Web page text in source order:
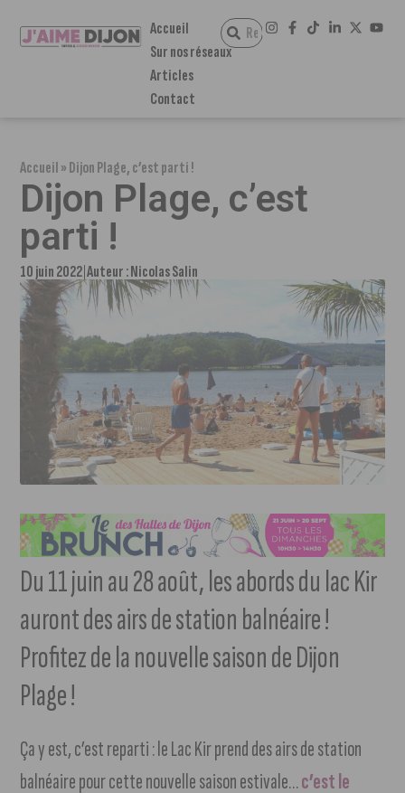
Accueil
Sur nos réseaux
Articles
Contact
Accueil»Dijon Plage, c’est parti !
Dijon Plage, c’est
parti !
10 juin 2022 Auteur :Nicolas Salin
Du 11 juin au 28 août, les abords du lac Kir
auront des airs de station balnéaire !
Profitez de la nouvelle saison de Dijon
Plage !
Ça y est, c’est reparti : le Lac Kir prend des airs de station
balnéaire pour cette nouvelle saison estivale…c’est le